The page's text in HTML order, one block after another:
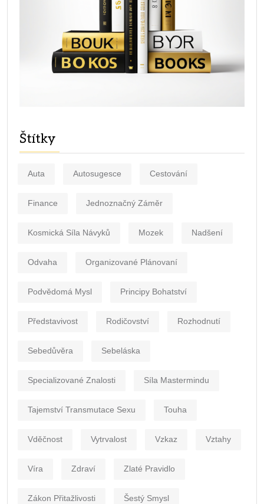
Štítky
Auta Autosugesce Cestování
Finance Jednoznačný Záměr
Kosmická Síla Návyků Mozek Nadšení
Odvaha Organizované Plánovaní
Podvědomá Mysl Principy Bohatství
Představivost Rodičovství Rozhodnutí
Sebedůvěra Sebeláska
Specializované Znalosti Síla Mastermindu
Tajemství Transmutace Sexu Touha
Vděčnost Vytrvalost Vzkaz Vztahy
Víra Zdraví Zlaté Pravidlo
Zákon Přitažlivosti Šestý Smysl